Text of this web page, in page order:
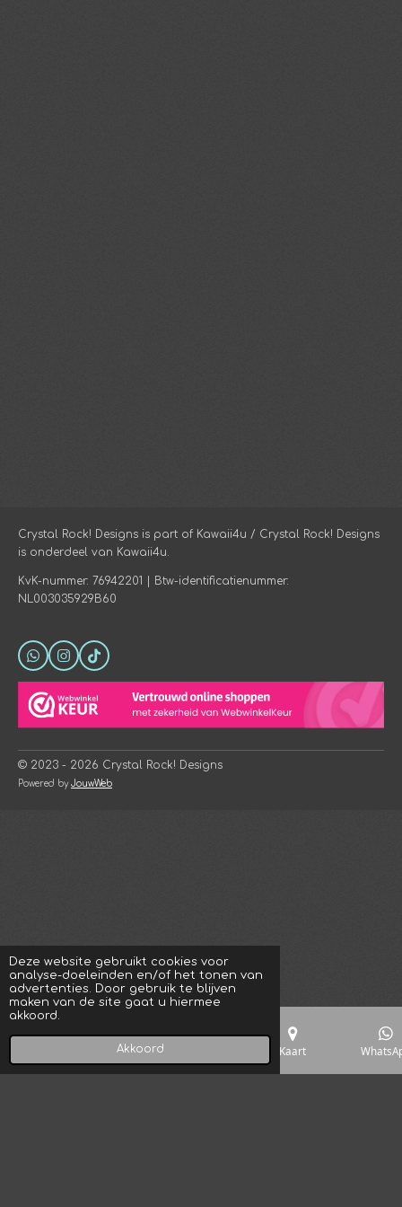
Deze website gebruikt cookies voor
analyse-doeleinden en/of het tonen van
advertenties. Door gebruik te blijven
maken van de site gaat u hiermee
akkoord.
Akkoord
Crystal Rock! Designs is part of Kawaii4u / Crystal Rock! Designs
is onderdeel van Kawaii4u.
KvK-nummer: 76942201 | Btw-identificatienummer:
NL003035929B60
W
h
t
s
A
p
I
n
t
a
g
a
m
T
i
T
o
k
© 2023 - 2026 Crystal Rock! Designs
Powered byJouwWeb
Telefoonnummer Kaart